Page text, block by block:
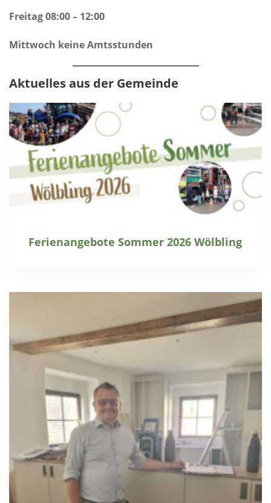
Freitag 08:00 – 12:00
Mittwoch keine Amtsstunden
Aktuelles aus der Gemeinde
Ferienangebote Sommer 2026 Wölbling